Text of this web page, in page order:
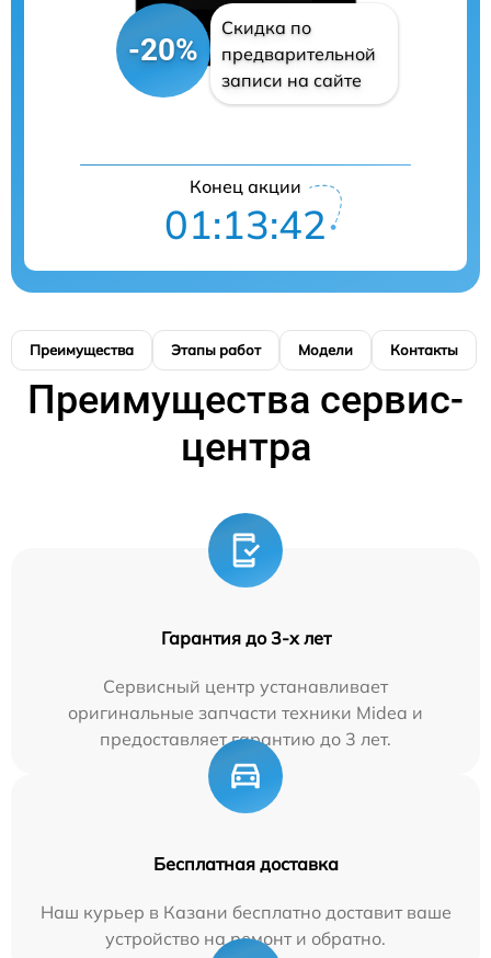
-20%
Скидка по
предварительной
записи на сайте
Конец акции
01:13:41
Преимущества Этапы работ Модели Контакты
Преимущества сервис-
центра
Гарантия до 3-х лет
Сервисный центр устанавливает
оригинальные запчасти техники Midea и
предоставляет гарантию до 3 лет.
Бесплатная доставка
Наш курьер в Казани бесплатно доставит ваше
устройство на ремонт и обратно.